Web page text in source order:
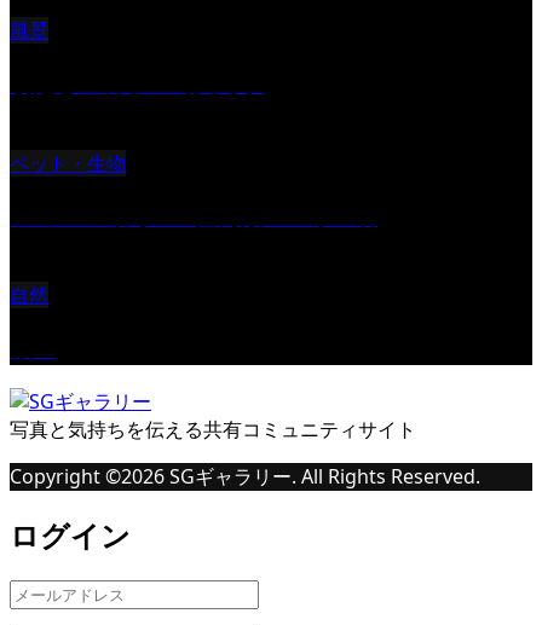
風景
ペット・生物
自然
写真と気持ちを伝える共有コミュニティサイト
Copyright ©2026SGギャラリー. All Rights Reserved.
ログイン